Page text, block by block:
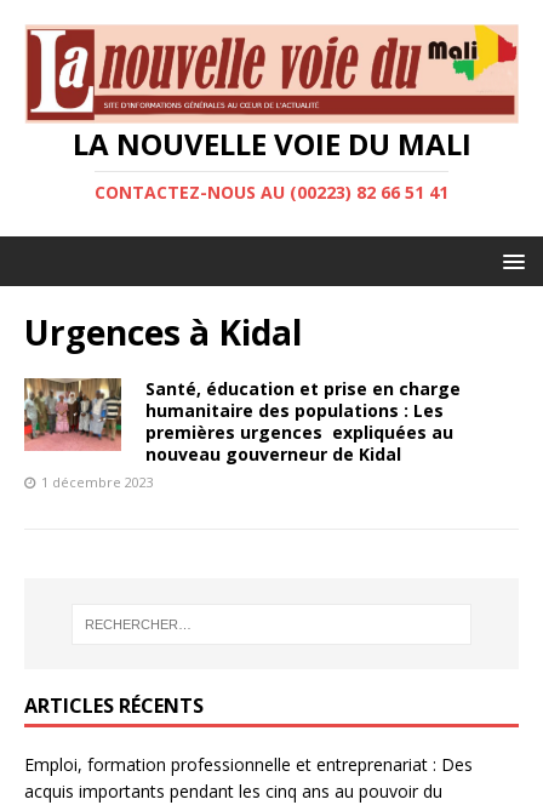
LA NOUVELLE VOIE DU MALI
CONTACTEZ-NOUS AU (00223) 82 66 51 41
Urgences à Kidal
Santé, éducation et prise en charge
humanitaire des populations : Les
premières urgences expliquées au
nouveau gouverneur de Kidal
1 décembre 2023
ARTICLES RÉCENTS
Emploi, formation professionnelle et entreprenariat : Des
acquis importants pendant les cinq ans au pouvoir du